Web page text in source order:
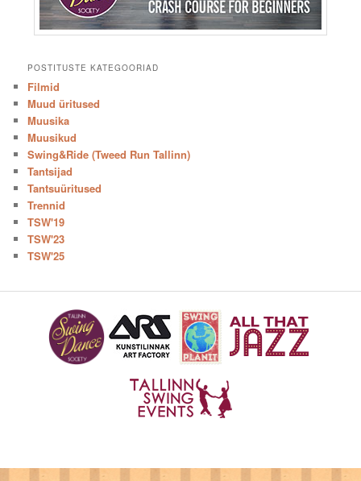
POSTITUSTE KATEGOORIAD
Filmid
Muud üritused
Muusika
Muusikud
Swing&Ride (Tweed Run Tallinn)
Tantsijad
Tantsuüritused
Trennid
TSW'19
TSW'23
TSW'25